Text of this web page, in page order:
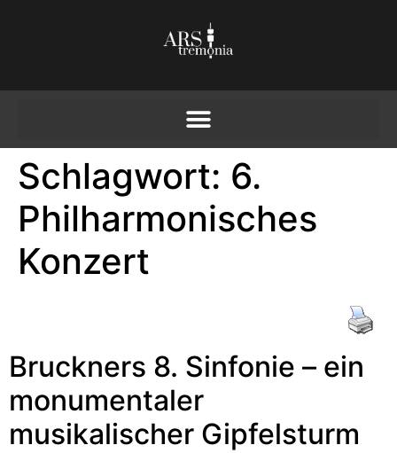
Schlagwort: 6.
Philharmonisches
Konzert
Bruckners 8. Sinfonie – ein
monumentaler
musikalischer Gipfelsturm